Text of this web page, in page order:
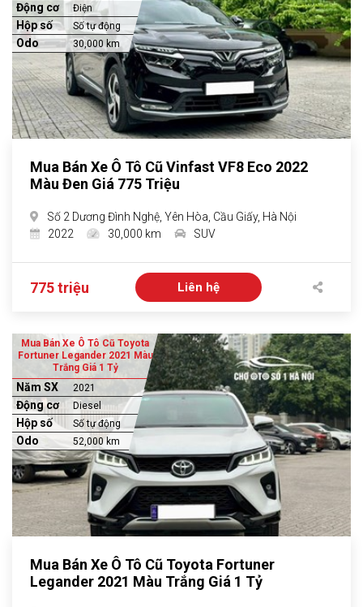
Động cơ Điện
Hộp số Số tự động
Odo 30,000 km
Mua Bán Xe Ô Tô Cũ Vinfast VF8 Eco 2022
Màu Đen Giá 775 Triệu
Số 2 Dương Đình Nghệ, Yên Hòa, Cầu Giấy, Hà Nội
2022
30,000 km SUV
775 triệu Liên hệ
Mua Bán Xe Ô Tô Cũ Toyota
Fortuner Legander 2021 Màu
Trắng Giá 1 Tỷ
Năm SX 2021
Động cơ Diesel
Hộp số Số tự động
Odo 52,000 km
Mua Bán Xe Ô Tô Cũ Toyota Fortuner
Legander 2021 Màu Trắng Giá 1 Tỷ